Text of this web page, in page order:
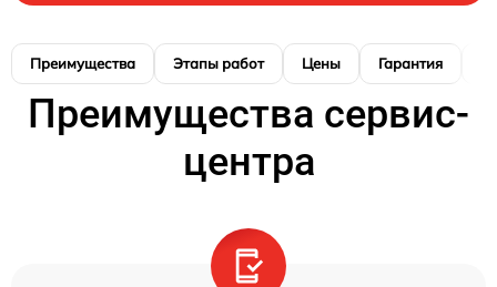
Преимущества Этапы работ Цены Гарантия
Преимущества сервис-
центра